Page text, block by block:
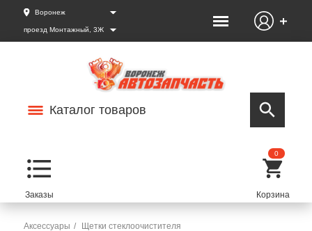
Воронеж
проезд Монтажный, 3Ж
Каталог товаров
0
Аксессуары
Щетки стеклоочистителя